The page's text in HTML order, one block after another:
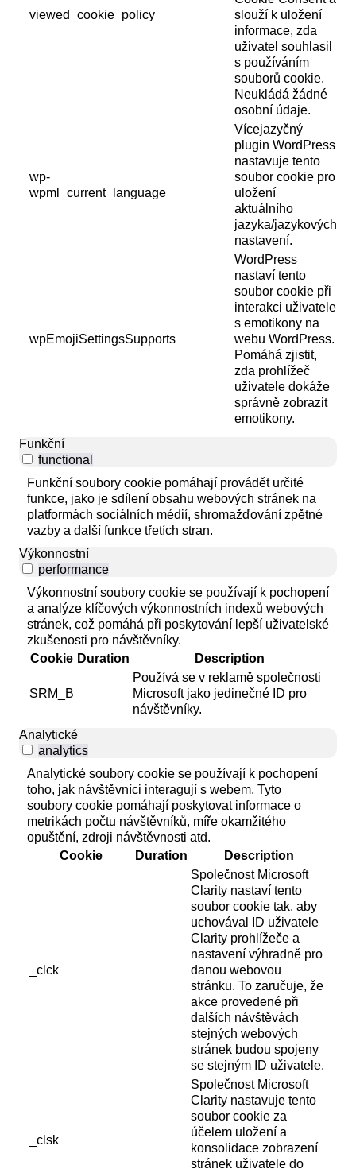
viewed_cookie_policy
slouží k uložení
informace, zda
uživatel souhlasil
s používáním
souborů cookie.
Neukládá žádné
osobní údaje.
wp-
wpml_current_language
Vícejazyčný
plugin WordPress
nastavuje tento
soubor cookie pro
uložení
aktuálního
jazyka/jazykových
nastavení.
wpEmojiSettingsSupports
WordPress
nastaví tento
soubor cookie při
interakci uživatele
s emotikony na
webu WordPress.
Pomáhá zjistit,
zda prohlížeč
uživatele dokáže
správně zobrazit
emotikony.
Funkční
functional
Funkční soubory cookie pomáhají provádět určité
funkce, jako je sdílení obsahu webových stránek na
platformách sociálních médií, shromažďování zpětné
vazby a další funkce třetích stran.
Výkonnostní
performance
Výkonnostní soubory cookie se používají k pochopení
a analýze klíčových výkonnostních indexů webových
stránek, což pomáhá při poskytování lepší uživatelské
zkušenosti pro návštěvníky.
Cookie Duration Description
SRM_B
Používá se v reklamě společnosti
Microsoft jako jedinečné ID pro
návštěvníky.
Analytické
analytics
Analytické soubory cookie se používají k pochopení
toho, jak návštěvníci interagují s webem. Tyto
soubory cookie pomáhají poskytovat informace o
metrikách počtu návštěvníků, míře okamžitého
opuštění, zdroji návštěvnosti atd.
Cookie
Duration Description
_clck
Společnost Microsoft
Clarity nastaví tento
soubor cookie tak, aby
uchovával ID uživatele
Clarity prohlížeče a
nastavení výhradně pro
danou webovou
stránku. To zaručuje, že
akce provedené při
dalších návštěvách
stejných webových
stránek budou spojeny
se stejným ID uživatele.
_clsk
Společnost Microsoft
Clarity nastavuje tento
soubor cookie za
účelem uložení a
konsolidace zobrazení
stránek uživatele do